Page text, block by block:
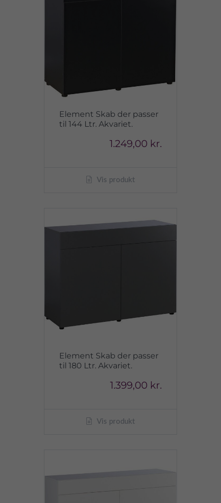
Element Skab der passer
til 144 Ltr. Akvariet.
1.249,00 kr.
Vis produkt
Element Skab der passer
til 180 Ltr. Akvariet.
1.399,00 kr.
Vis produkt